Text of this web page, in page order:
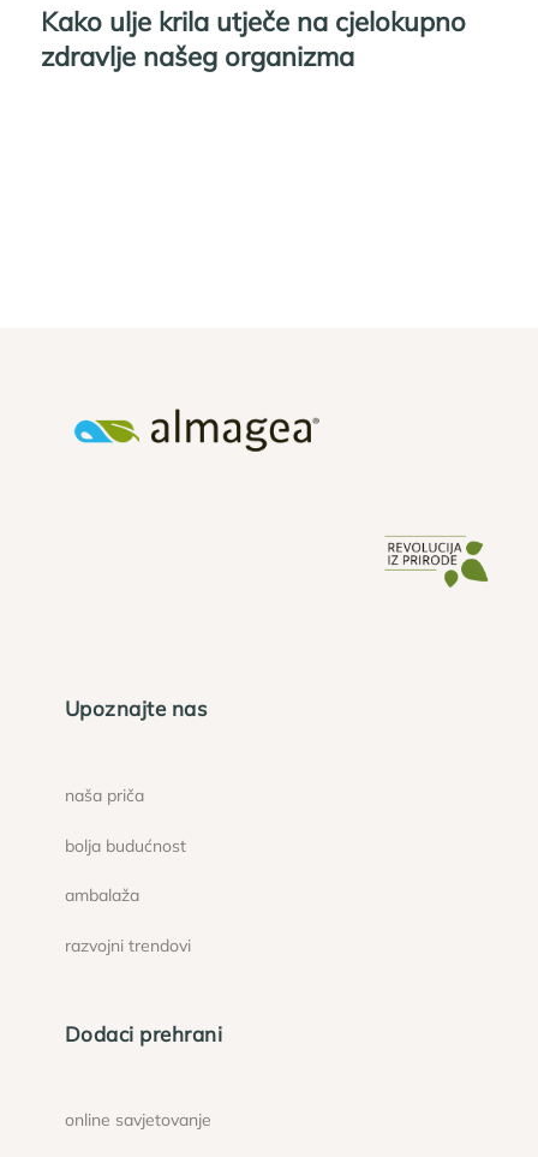
Kako ulje krila utječe na cjelokupno
zdravlje našeg organizma
Upoznajte nas
naša priča
bolja budućnost
ambalaža
razvojni trendovi
Dodaci prehrani
online savjetovanje